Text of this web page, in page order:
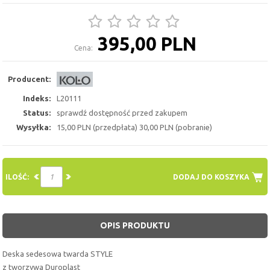
Cena: 395,00 PLN
Producent:
Indeks:
L20111
Status:
sprawdź dostępność przed zakupem
Wysyłka:
15,00 PLN (przedpłata) 30,00 PLN (pobranie)
DODAJ DO KOSZYKA
ILOŚĆ:
OPIS PRODUKTU
Deska sedesowa twarda STYLE
z tworzywa Duroplast